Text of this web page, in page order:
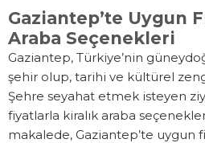
Gaziantep’te Uygun
Araba Seçenekleri
Gaziantep, Türkiye’nin
şehir olup, tarihi ve kültürel
Şehre seyahat etmek isteyen
fiyatlarla kiralık araba
makalede, Gaziantep’te uygun